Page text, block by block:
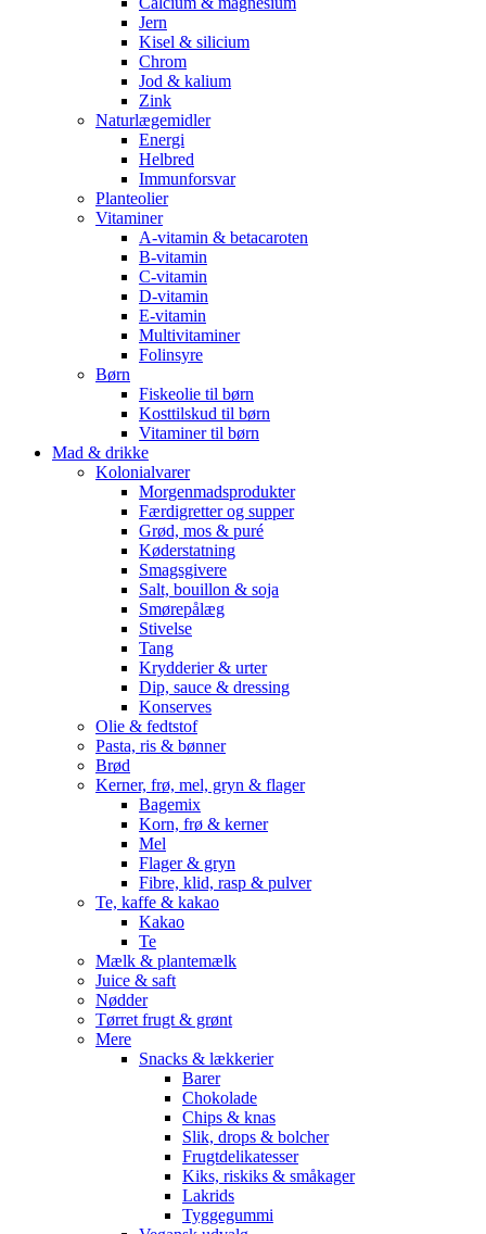
Jern
Kisel & silicium
Chrom
Jod & kalium
Zink
Naturlægemidler
Energi
Helbred
Immunforsvar
Planteolier
Vitaminer
A-vitamin & betacaroten
B-vitamin
C-vitamin
D-vitamin
E-vitamin
Multivitaminer
Folinsyre
Børn
Fiskeolie til børn
Kosttilskud til børn
Vitaminer til børn
Mad & drikke
Kolonialvarer
Morgenmadsprodukter
Færdigretter og supper
Grød, mos & puré
Køderstatning
Smagsgivere
Salt, bouillon & soja
Smørepålæg
Stivelse
Tang
Krydderier & urter
Dip, sauce & dressing
Konserves
Olie & fedtstof
Pasta, ris & bønner
Brød
Kerner, frø, mel, gryn & flager
Bagemix
Korn, frø & kerner
Mel
Flager & gryn
Fibre, klid, rasp & pulver
Te, kaffe & kakao
Kakao
Te
Mælk & plantemælk
Juice & saft
Nødder
Tørret frugt & grønt
Mere
Snacks & lækkerier
Barer
Chokolade
Chips & knas
Slik, drops & bolcher
Frugtdelikatesser
Kiks, riskiks & småkager
Lakrids
Tyggegummi